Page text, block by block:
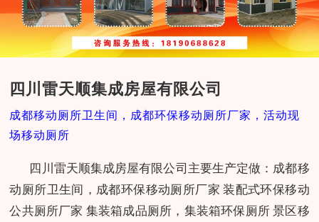
四川雷天顺集成房屋有限公司
成都移动厕所卫生间，成都环保移动厕所厂家，活动现
场移动厕所
四川雷天顺集成房屋有限公司主要生产定做：成都移
动厕所卫生间，成都环保移动厕所厂家 装配式环保移动
公共厕所厂家 集装箱成品厕所，集装箱环保厕所 景区移